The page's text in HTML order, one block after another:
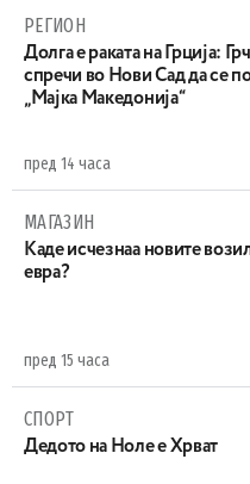
РЕГИОН
Долга е раката на Грција:
спречи во Нови Сад да се
„Мајка Македонија“
пред 14 часа
МАГАЗИН
Каде исчезнаа новите
евра?
пред 15 часа
СПОРТ
Дедото на Ноле е Хрват